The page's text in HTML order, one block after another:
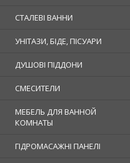
СТАЛЕВІ ВАННИ
УНІТАЗИ, БІДЕ, ПІСУАРИ
ДУШОВІ ПІДДОНИ
СМЕСИТЕЛИ
МЕБЕЛЬ ДЛЯ ВАННОЙ
КОМНАТЫ
ГІДРОМАСАЖНІ ПАНЕЛІ